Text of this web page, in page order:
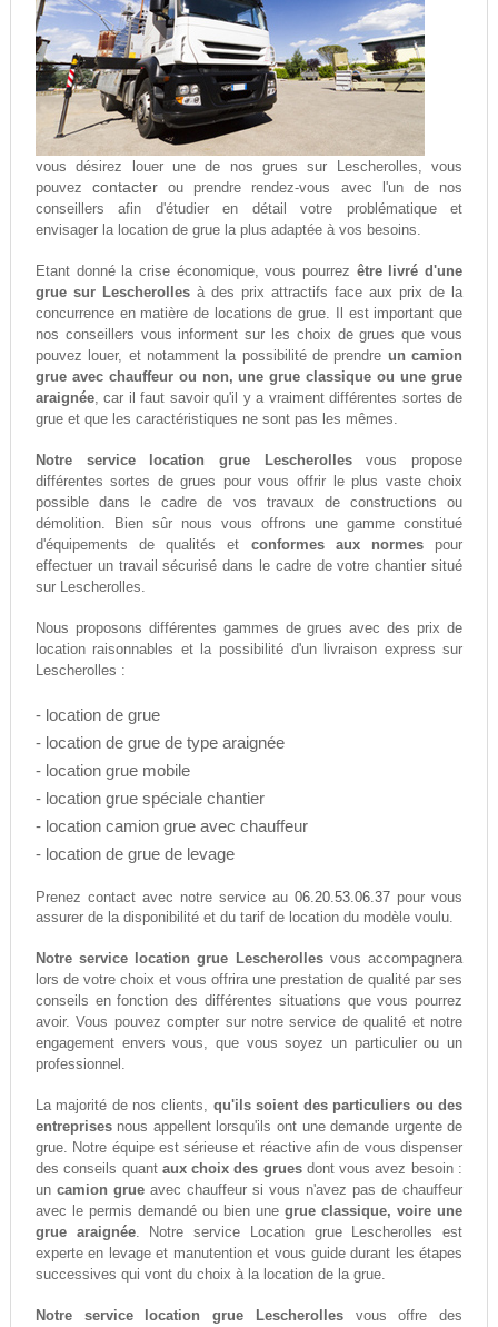
vous désirez louer une de nos grues sur Lescherolles, vous
pouvezcontacter ou prendre rendez-vous avec l'un de nos
conseillers afin d'étudier en détail votre problématique et
envisager la location de grue la plus adaptée à vos besoins.
Etant donné la crise économique, vous pourrez être livré d'une
grue sur Lescherollesà des prix attractifs face aux prix de la
concurrence en matière de locations de grue. Il est important que
nos conseillers vous informent sur les choix de grues que vous
pouvez louer, et notamment la possibilité de prendre un camion
grue avec chauffeur ou non, une grue classique ou une grue
araignée, car il faut savoir qu'il y a vraiment différentes sortes de
grue et que les caractéristiques ne sont pas les mêmes.
Notre service location grue Lescherollesvous propose
différentes sortes de grues pour vous offrir le plus vaste choix
possible dans le cadre de vos travaux de constructions ou
démolition. Bien sûr nous vous offrons une gamme constitué
d'équipements de qualités et conformes aux normespour
effectuer un travail sécurisé dans le cadre de votre chantier situé
sur Lescherolles.
Nous proposons différentes gammes de grues avec des prix de
location raisonnables et la possibilité d'un livraison express sur
Lescherolles :
- location de grue
- location de grue de type araignée
- location grue mobile
- location grue spéciale chantier
- location camion grue avec chauffeur
- location de grue de levage
Prenez contact avec notre service au06.20.53.06.37 pour vous
assurer de la disponibilité et du tarif de location du modèle voulu.
Notre service location grue Lescherollesvous accompagnera
lors de votre choix et vous offrira une prestation de qualité par ses
conseils en fonction des différentes situations que vous pourrez
avoir. Vous pouvez compter sur notre service de qualité et notre
engagement envers vous, que vous soyez un particulier ou un
professionnel.
La majorité de nos clients, qu'ils soient des particuliers ou des
entreprisesnous appellent lorsqu'ils ont une demande urgente de
grue. Notre équipe est sérieuse et réactive afin de vous dispenser
des conseils quant aux choix des gruesdont vous avez besoin :
un camion grueavec chauffeur si vous n'avez pas de chauffeur
avec le permis demandé ou bien unegrue classique, voire une
grue araignée. Notre service Location grue Lescherolles est
experte en levage et manutention et vous guide durant les étapes
successives qui vont du choix à la location de la grue.
Notre service location grue Lescherollesvous offre des